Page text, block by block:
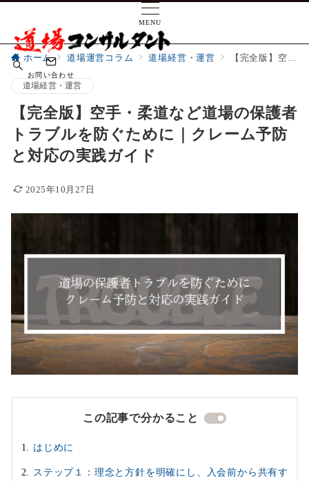
MENU
お問い合わせ
ホーム 道場運営コラム 道場経営・運営 【完全版】空手・柔道など道場の保護者トラブルを防ぐために｜クレーム予防と対応の実践ガイド
道場経営・運営
【完全版】空手・柔道など道場の保護者
トラブルを防ぐために｜クレーム予防
と対応の実践ガイド
2025年10月27日
この記事で分かること
はじめに
ステップ１：理念と方針を明確にし、入会前から共有す